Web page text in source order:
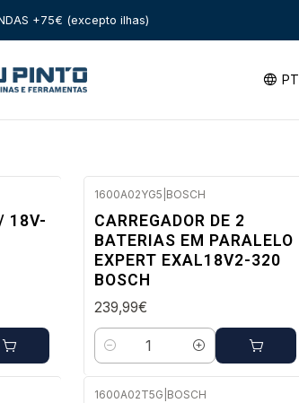
PT
+75€ (excepto ilhas)
CARREGADORES CARREGADORES 18V BOSCH
18V-
1600A02YG5 BOSCH
CARREGADOR DE 2
BATERIAS EM PARALELO
EXPERT EXAL18V2-320
BOSCH
239,99€
Quantidade
1600A02T5G BOSCH